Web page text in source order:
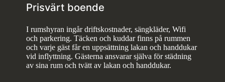
Prisvärt boende
I rumshyran ingår driftskostnader, sängkläder, Wifi
och parkering. Täcken och kuddar finns på rummen
och varje gäst får en uppsättning lakan och handdukar
vid inflyttning. Gästerna ansvarar själva för städning
av sina rum och tvätt av lakan och handdukar.